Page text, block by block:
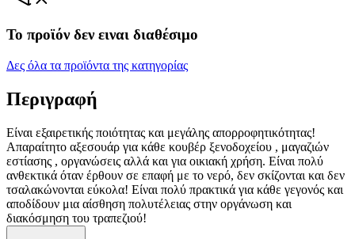
Το προϊόν δεν ειναι διαθέσιμο
Δες όλα τα προϊόντα της κατηγορίας
Περιγραφή
Είναι εξαιρετικής ποιότητας και μεγάλης απορροφητικότητας!
Απαραίτητο αξεσουάρ για κάθε κουβέρ ξενοδοχείου , μαγαζιών
εστίασης , οργανώσεις αλλά και για οικιακή χρήση. Είναι πολύ
ανθεκτικά όταν έρθουν σε επαφή με το νερό, δεν σκίζονται και δεν
τσαλακώνονται εύκολα! Είναι πολύ πρακτικά για κάθε γεγονός και
αποδίδουν μια αίσθηση πολυτέλειας στην οργάνωση και
διακόσμηση του τραπεζιού!